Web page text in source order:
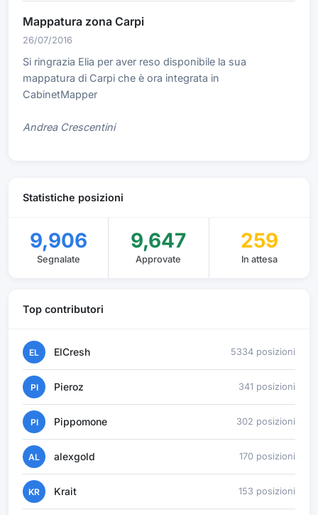
Mappatura zona Carpi
26/07/2016
Si ringrazia Elia per aver reso disponibile la sua
mappatura di Carpi che è ora integrata in
CabinetMapper
Andrea Crescentini
Statistiche posizioni
9,906
Segnalate
9,647
Approvate
259
In attesa
Top contributori
EL ElCresh 5334 posizioni
PI Pieroz 341 posizioni
PI Pippomone 302 posizioni
AL alexgold 170 posizioni
KR Krait 153 posizioni